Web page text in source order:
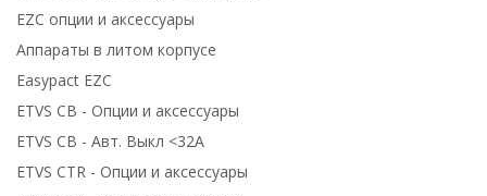
EZC опции и аксессуары
Аппараты в литом корпусе
Easypact EZC
ETVS CB - Опции и аксессуары
ETVS CB - Авт. Выкл <32A
ETVS CTR - Опции и аксессуары